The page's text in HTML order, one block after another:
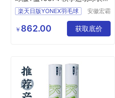
货楽天日版YONEX羽毛球
安徽宏霸
有限公司
￥ 862.00 获取底价